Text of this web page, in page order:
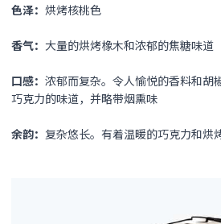
色泽： 烘烤核桃色
香气： 大量的烘烤橡木和浓郁的焦糖味道
口感： 浓郁而复杂。令人愉悦的香料和胡
巧克力的味道，并略带烟熏味
余韵： 复杂悠长。有着温暖的巧克力和烘